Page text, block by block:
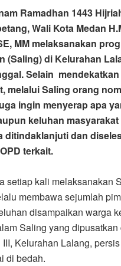
Ramadhan 1443
Wali Kota Medan
MM melaksanakan
(Saling) di Kelurahan
Selain
melalui Saling orang
ingin menyerap apa
keluhan
ditindaklanjuti dan
terkait.
setiap kali melaksanakan
membawa sejumlah
disampaikan warga
Saling yang
Kelurahan Lalang,
di bedah.